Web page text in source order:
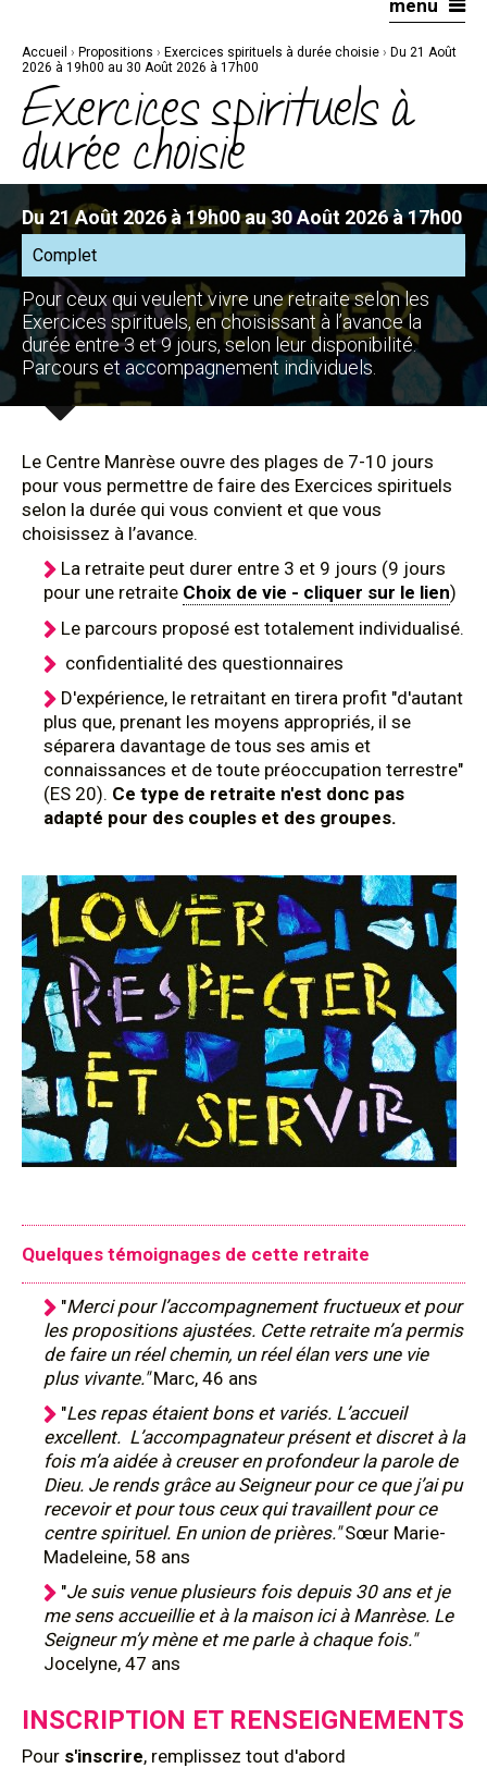
navigation
menu
Accueil › Propositions › Exercices spirituels à durée choisie › Du 21 Août
2026 à 19h00 au 30 Août 2026 à 17h00
Exercices spirituels à
durée choisie
Du 21 Août 2026 à 19h00 au 30 Août 2026 à 17h00
Complet
Pour ceux qui veulent vivre une retraite selon les
Exercices spirituels, en choisissant à l’avance la
durée entre 3 et 9 jours, selon leur disponibilité.
Parcours et accompagnement individuels.
Le Centre Manrèse ouvre des plages de 7-10 jours
pour vous permettre de faire des Exercices spirituels
selon la durée qui vous convient et que vous
choisissez à l’avance.
La retraite peut durer entre 3 et 9 jours (9 jours
pour une retraite Choix de vie - cliquer sur le lien)
Le parcours proposé est totalement individualisé.
confidentialité des questionnaires
D'expérience, le retraitant en tirera profit "d'autant
plus que, prenant les moyens appropriés, il se
séparera davantage de tous ses amis et
connaissances et de toute préoccupation terrestre"
(ES 20). Ce type de retraite n'est donc pas
adapté pour des couples et des groupes.
Quelques témoignages de cette retraite
"Merci pour l’accompagnement fructueux et pour
les propositions ajustées. Cette retraite m’a permis
de faire un réel chemin, un réel élan vers une vie
plus vivante."Marc, 46 ans
"Les repas étaient bons et variés. L’accueil
excellent. L’accompagnateur présent et discret à la
fois m’a aidée à creuser en profondeur la parole de
Dieu. Je rends grâce au Seigneur pour ce que j’ai pu
recevoir et pour tous ceux qui travaillent pour ce
centre spirituel. En union de prières."Sœur Marie-
Madeleine, 58 ans
"Je suis venue plusieurs fois depuis 30 ans et je
me sens accueillie et à la maison ici à Manrèse. Le
Seigneur m’y mène et me parle à chaque fois."
Jocelyne, 47 ans
INSCRIPTION ET RENSEIGNEMENTS
Pour s'inscrire, remplissez tout d'abord